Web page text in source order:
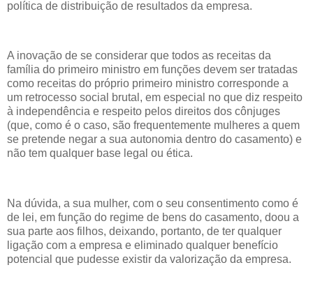
política de distribuição de resultados da empresa.
A inovação de se considerar que todos as receitas da
família do primeiro ministro em funções devem ser tratadas
como receitas do próprio primeiro ministro corresponde a
um retrocesso social brutal, em especial no que diz respeito
à independência e respeito pelos direitos dos cônjuges
(que, como é o caso, são frequentemente mulheres a quem
se pretende negar a sua autonomia dentro do casamento) e
não tem qualquer base legal ou ética.
Na dúvida, a sua mulher, com o seu consentimento como é
de lei, em função do regime de bens do casamento, doou a
sua parte aos filhos, deixando, portanto, de ter qualquer
ligação com a empresa e eliminado qualquer benefício
potencial que pudesse existir da valorização da empresa.